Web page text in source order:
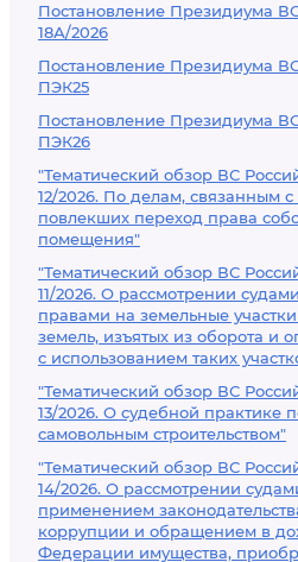
Постановление Президиума
18А/2026
Постановление Президиума
ПЭК25
Постановление Президиума
ПЭК26
"Тематический обзор ВС
12/2026. По делам, связанным
повлекших переход права
помещения"
"Тематический обзор ВС
11/2026. О рассмотрении
правами на земельные
земель, изъятых из оборота и
с использованием таких
"Тематический обзор ВС
13/2026. О судебной практике
самовольным строительством"
"Тематический обзор ВС
14/2026. О рассмотрении
применением
коррупции и обращением в
Федерации имущества,